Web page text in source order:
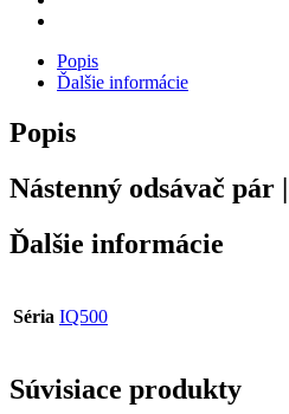
Popis
Ďalšie informácie
Popis
Nástenný odsávač pár
Ďalšie informácie
Séria IQ500
Súvisiace produkty